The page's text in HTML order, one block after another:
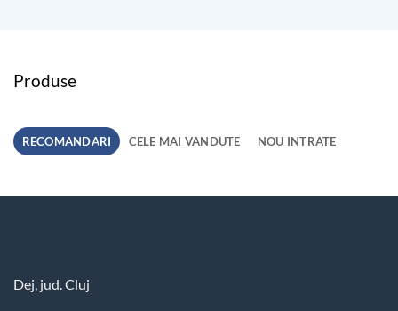
Produse
RECOMANDARI CELE MAI VANDUTE NOU INTRATE
Dej, jud. Cluj